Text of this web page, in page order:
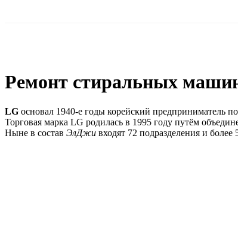
Ремонт стиральных
LG основал 1940-е годы корейский
Торговая марка LG родилась в 1995 году путём
Ныне в состав ЭлДжи входят 72 подразделения и более